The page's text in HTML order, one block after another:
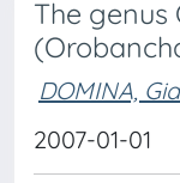
The genus
DOMINA,
2007-01-01